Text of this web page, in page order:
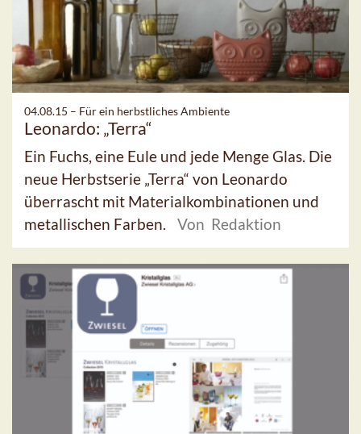
04.08.15 – Für ein herbstliches Ambiente
Leonardo: „Terra“
Ein Fuchs, eine Eule und jede Menge Glas. Die
neue Herbstserie „Terra“ von Leonardo
überrascht mit Materialkombinationen und
metallischen Farben.
Von Redaktion